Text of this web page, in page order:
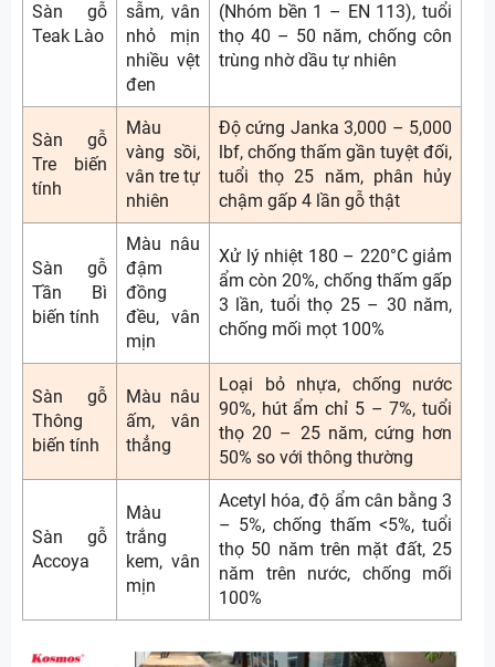
Sàn gỗ
Teak Lào
sẫm, vân
nhỏ mịn
nhiều vệt
đen
(Nhóm bền 1 – EN 113), tuổi
thọ 40 – 50 năm, chống côn
trùng nhờ dầu tự nhiên
Sàn gỗ
Tre biến
tính
Màu
vàng sồi,
vân tre tự
nhiên
Độ cứng Janka 3,000 – 5,000
lbf, chống thấm gần tuyệt đối,
tuổi thọ 25 năm, phân hủy
chậm gấp 4 lần gỗ thật
Sàn gỗ
Tần Bì
biến tính
Màu nâu
đậm
đồng
đều, vân
mịn
Xử lý nhiệt 180 – 220°C giảm
ẩm còn 20%, chống thấm gấp
3 lần, tuổi thọ 25 – 30 năm,
chống mối mọt 100%
Sàn gỗ
Thông
biến tính
Màu nâu
ấm, vân
thẳng
Loại bỏ nhựa, chống nước
90%, hút ẩm chỉ 5 – 7%, tuổi
thọ 20 – 25 năm, cứng hơn
50% so với thông thường
Sàn gỗ
Accoya
Màu
trắng
kem, vân
mịn
Acetyl hóa, độ ẩm cân bằng 3
– 5%, chống thấm <5%, tuổi
thọ 50 năm trên mặt đất, 25
năm trên nước, chống mối
100%